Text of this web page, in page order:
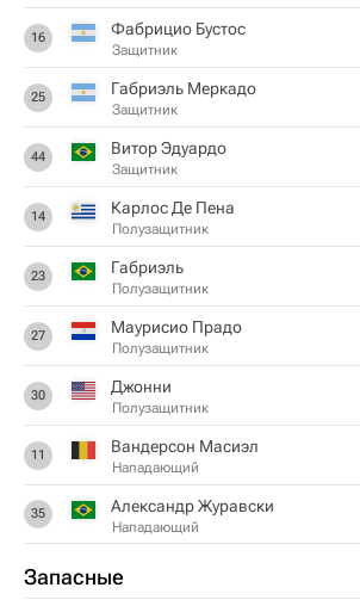
16 Фабрицио Бустос
Защитник
25 Габриэль Меркадо
Защитник
44 Витор Эдуардо
Защитник
14 Карлос Де Пена
Полузащитник
23 Габриэль
Полузащитник
27 Маурисио Прадо
Полузащитник
30 Джонни
Полузащитник
11 Вандерсон Масиэл
Нападающий
35 Александр Журавски
Нападающий
Запасные